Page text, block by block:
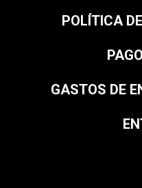
POLÍTICA
GASTOS DE